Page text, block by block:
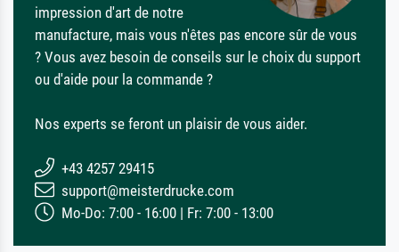
impression d'art de notre
manufacture, mais vous n'êtes pas encore sûr de vous
? Vous avez besoin de conseils sur le choix du support
ou d'aide pour la commande ?
Nos experts se feront un plaisir de vous aider.
+43 4257 29415
support@meisterdrucke.com
Mo-Do: 7:00 - 16:00 | Fr: 7:00 - 13:00